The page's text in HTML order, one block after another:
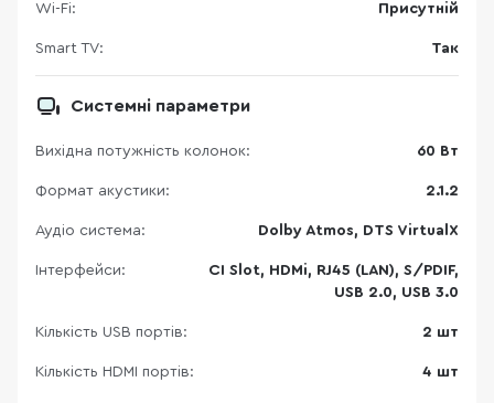
Wi-Fi: Присутній
Smart TV: Так
Системні параметри
Вихідна потужність колонок: 60 Вт
Формат акустики: 2.1.2
Аудіо система: Dolby Atmos, DTS VirtualX
Інтерфейси:
CI Slot, HDMi, RJ45 (LAN), S/PDIF,
USB 2.0, USB 3.0
Кількість USB портів: 2 шт
Кількість HDMI портів: 4 шт